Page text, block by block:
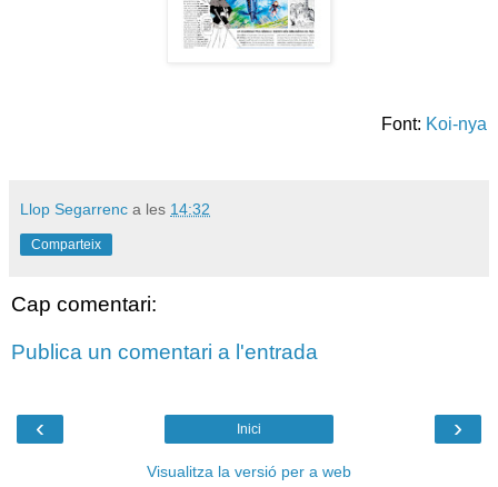
Font: Koi-nya
Llop Segarrenc a les 14:32
Comparteix
Cap comentari:
Publica un comentari a l'entrada
‹ ›
Inici
Visualitza la versió per a web